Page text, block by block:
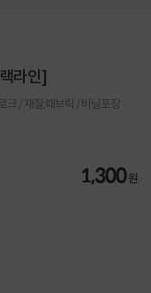
라인]
크 / 재질:패브릭 / 비닐포장
1,300원